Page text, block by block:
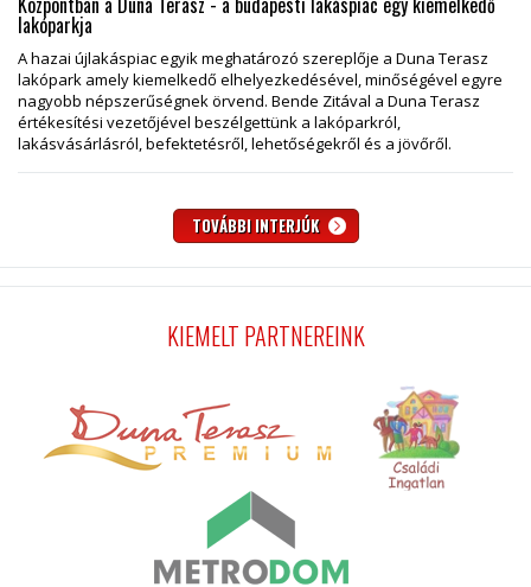
lakóparkja
A hazai újlakáspiac egyik meghatározó szereplője a Duna Terasz
lakópark amely kiemelkedő elhelyezkedésével, minőségével egyre
nagyobb népszerűségnek örvend. Bende Zitával a Duna Terasz
értékesítési vezetőjével beszélgettünk a lakóparkról,
lakásvásárlásról, befektetésről, lehetőségekről és a jövőről.
TOVÁBBI INTERJÚK
KIEMELT PARTNEREINK